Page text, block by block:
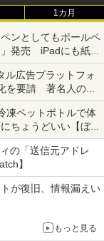
1カ月
ンとしてもボールペ
」発売 iPadにも紙に
ル広告プラットフォ
を要請 著名人の写
て
凍ペットボトルで体
ちょうどいい【ぼっ
にしてる？】
の「送信元アドレ
】
が復旧、情報漏えい
もっと見る